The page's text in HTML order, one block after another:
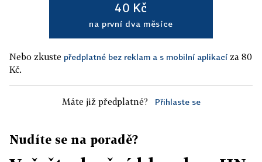
40 Kč
na první dva měsíce
Nebo zkuste předplatné bez reklam a s mobilní aplikací za 80
Kč.
Máte již předplatné? Přihlaste se
Nudíte se na poradě?